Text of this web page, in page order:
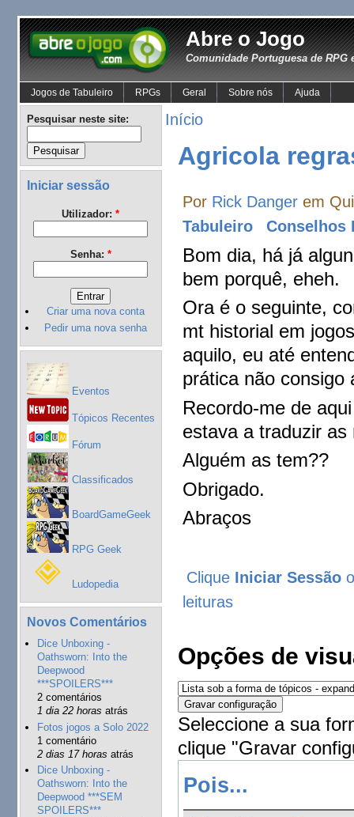
Abre o Jogo
Comunidade Portuguesa de RPG
Jogos de Tabuleiro RPGs Geral Sobre nós Ajuda
Pesquisar neste site:
Iniciar sessão
Utilizador: *
Senha: *
Criar uma nova conta
Pedir uma nova senha
Eventos
Tópicos Recentes
Fórum
Classificados
BoardGameGeek
RPG Geek
Ludopedia
Novos Comentários
Dice Unboxing -
Oathsworn: Into the
Deepwood
***SPOILERS***
2 comentários
1 dia 22 horas atrás
Fotos jogos a Solo 2022
1 comentário
2 dias 17 horas atrás
Dice Unboxing -
Oathsworn: Into the
Deepwood ***SEM
SPOILERS***
Início
Agricola
Por Rick Danger em
Tabuleiro
Conselhos
Bom dia, há já
bem porquê, eheh.
Ora é o seguinte,
mt historial em
aquilo, eu até
prática não consigo
Recordo-me de
estava a traduzir as
Alguém as tem??
Obrigado.
Abraços
Clique Iniciar Sessão
leituras
Opções de
Seleccione a sua
clique "Gravar
Pois...